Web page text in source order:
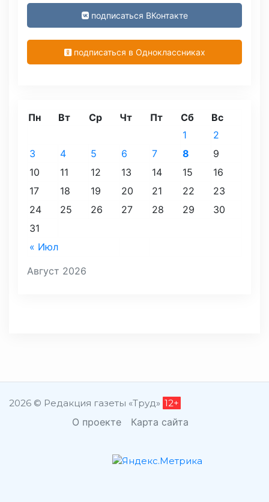
подписаться ВКонтакте
подписаться в Одноклассниках
Август 2026
Пн Вт Ср Чт Пт Сб Вс
« Июл
1
2
3
4 5 6 7 8
9
10
11 12 13 14 15
16
17
18 19 20 21 22
23
24
25 26 27 28 29
30
31
2026 © Редакция газеты «Труд» 12+
О проекте Карта сайта